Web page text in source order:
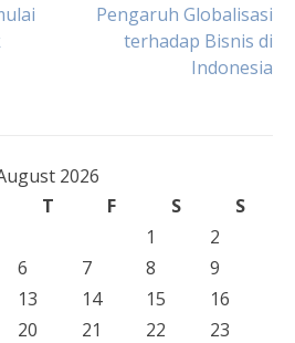
Pengaruh Globalisasi
terhadap Bisnis di
Indonesia
2026
T F S
S
1
2
6 7 8
9
13 14 15
16
20 21 22
23